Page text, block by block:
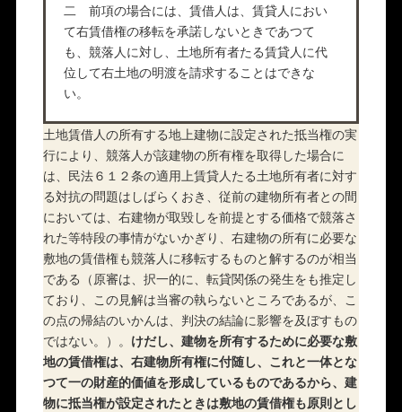
二 前項の場合には、賃借人は、賃貸人におい
て右賃借権の移転を承諾しないときであつて
も、競落人に対し、土地所有者たる賃貸人に代
位して右土地の明渡を請求することはできな
い。
土地賃借人の所有する地上建物に設定された抵当権の実
行により、競落人が該建物の所有権を取得した場合に
は、民法６１２条の適用上賃貸人たる土地所有者に対す
る対抗の問題はしばらくおき、従前の建物所有者との間
においては、右建物が取毀しを前提とする価格で競落さ
れた等特段の事情がないかぎり、右建物の所有に必要な
敷地の賃借権も競落人に移転するものと解するのが相当
である（原審は、択一的に、転貸関係の発生をも推定し
ており、この見解は当審の執らないところであるが、こ
の点の帰結のいかんは、判決の結論に影響を及ぼすもの
ではない。）。 けだし、建物を所有するために必要な敷
地の賃借権は、右建物所有権に付随し、これと一体とな
つて一の財産的価値を形成しているものであるから、建
物に抵当権が設定されたときは敷地の賃借権も原則とし